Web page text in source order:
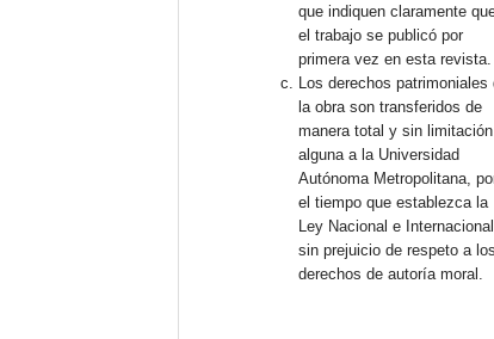
que indiquen claramente
el trabajo se publicó por
primera vez en esta revista.
Los derechos patrimoniales
la obra son transferidos de
manera total y sin limitación
alguna a la Universidad
Autónoma Metropolitana,
el tiempo que establezca la
Ley Nacional e
sin prejuicio de respeto a los
derechos de autoría moral.